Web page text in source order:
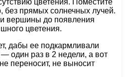
без прямых солнечных лучей.
вершины до появления
цветения.
дабы ее подкармливали
один раз в 2 недели, а вот
переносит, не выносит